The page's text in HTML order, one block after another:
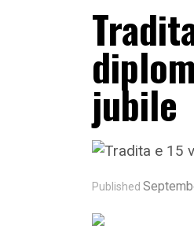
jubile
Published